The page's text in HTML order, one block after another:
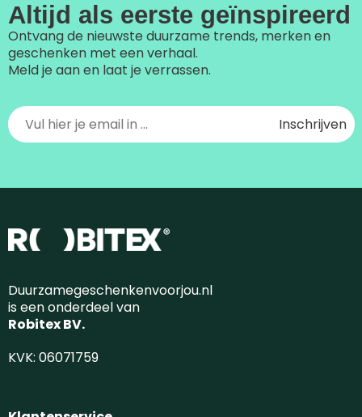
Altijd als eerste geïnspireerd
Ontvang de nieuwste duurzame trends, merken en
geschenken met een verhaal.
Meld je aan en laat je verrassen.
Duurzamegeschenkenvoorjou.nl
is een onderdeel van
Robitex BV.
KVK: 06071759